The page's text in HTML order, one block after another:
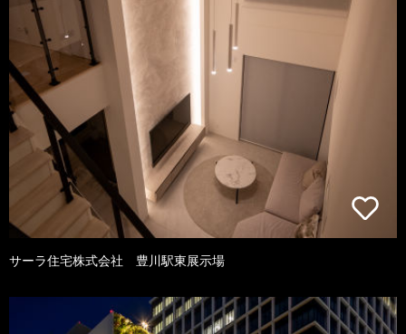
サーラ住宅株式会社 豊川駅東展示場